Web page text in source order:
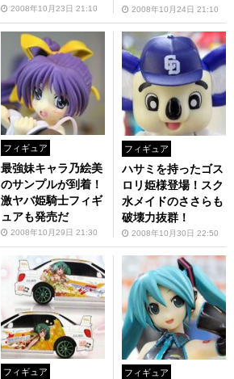
2008年10月23日 21:10 2008年10月24日 21:10
フィギュア
最強妹キャラ乃絵美
のサンプルが到着！
激ヤバ姫騎士フィギ
ュアも発売だ
2008年10月29日 21:30
フィギュア
ハサミを持ったゴス
ロリ姫様登場！スク
水メイドのささらも
破壊力抜群！
2008年10月30日 22:50
フィギュア フィギュア